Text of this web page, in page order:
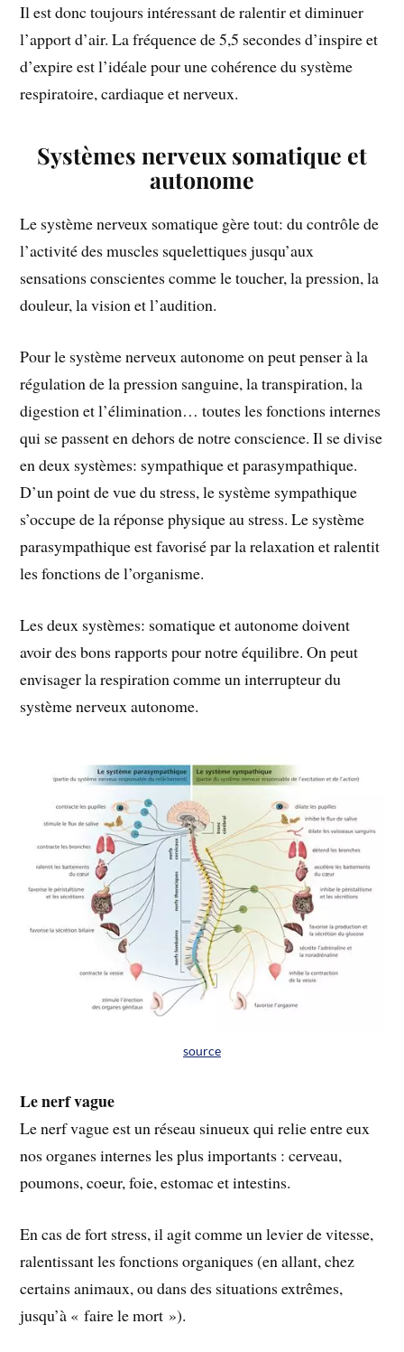
Il est donc toujours intéressant de ralentir et diminuer
l’apport d’air. La fréquence de 5,5 secondes d’inspire et
d’expire est l’idéale pour une cohérence du système
respiratoire, cardiaque et nerveux.
Systèmes nerveux somatique et
autonome
Le système nerveux somatique gère tout: du contrôle de
l’activité des muscles squelettiques jusqu’aux
sensations conscientes comme le toucher, la pression, la
douleur, la vision et l’audition.
Pour le système nerveux autonome on peut penser à la
régulation de la pression sanguine, la transpiration, la
digestion et l’élimination… toutes les fonctions internes
qui se passent en dehors de notre conscience. Il se divise
en deux systèmes: sympathique et parasympathique.
D’un point de vue du stress, le système sympathique
s’occupe de la réponse physique au stress. Le système
parasympathique est favorisé par la relaxation et ralentit
les fonctions de l’organisme.
Les deux systèmes: somatique et autonome doivent
avoir des bons rapports pour notre équilibre. On peut
envisager la respiration comme un interrupteur du
système nerveux autonome.
source
Le nerf vague
Le nerf vague est un réseau sinueux qui relie entre eux
nos organes internes les plus importants : cerveau,
poumons, coeur, foie, estomac et intestins.
En cas de fort stress, il agit comme un levier de vitesse,
ralentissant les fonctions organiques (en allant, chez
certains animaux, ou dans des situations extrêmes,
jusqu’à « faire le mort »).